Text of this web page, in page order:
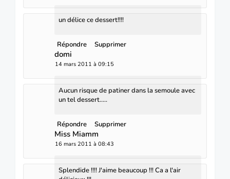
un délice ce dessert!!!!
Répondre Supprimer
domi
14 mars 2011 à 09:15
Aucun risque de patiner dans la semoule avec
un tel dessert.....
Répondre Supprimer
Miss Miamm
16 mars 2011 à 08:43
Splendide !!!! J'aime beaucoup !!! Ca a l'air